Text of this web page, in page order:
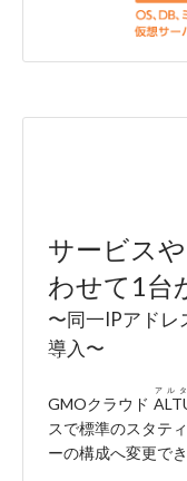
サービス
わせて1台
〜同一IPアドレ
導入〜
GMOクラウド
アルタ
スで標準のスタテ
ーの構成へ変更でき